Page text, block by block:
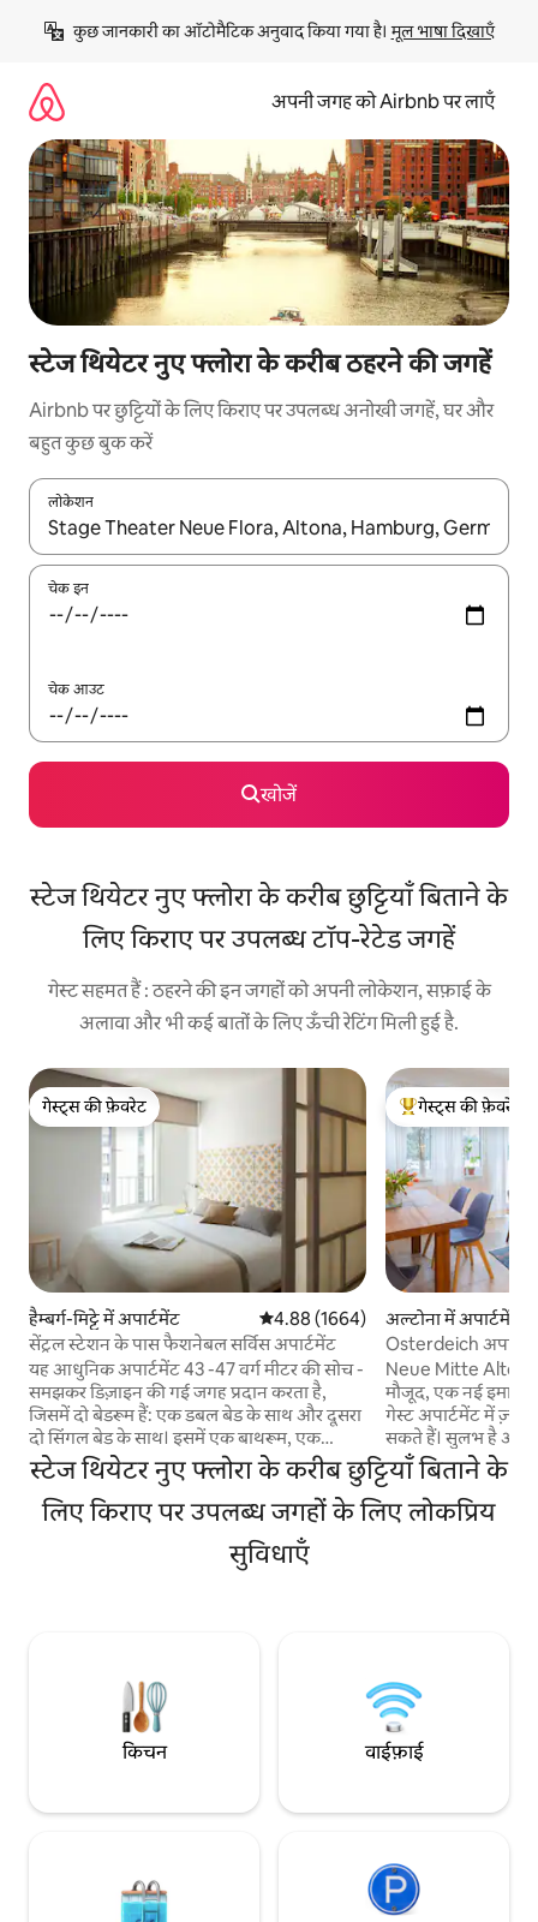
छोड़कर
कॉन्टेंट
कुछ जानकारी का ऑटोमैटिक अनुवाद किया गया है। मूल भाषा दिखाएँ
अपनी जगह को Airbnb पर लाएँ
स्टेज थियेटर नुए फ्लोरा के करीब ठहरने की जगहें
Airbnb पर छुट्टियों के लिए किराए पर उपलब्ध अनोखी जगहें, घर और
बहुत कुछ बुक करें
लोकेशन
नतीजों के उपलब्ध होने पर, अप और डाउन 'ऐरो की' का इस्तेमाल करके नेविगेट
चेक इन
चेक आउट
खोजें
स्टेज थियेटर नुए फ्लोरा के करीब छुट्टियाँ बिताने के
लिए किराए पर उपलब्ध टॉप-रेटेड जगहें
गेस्ट सहमत हैं : ठहरने की इन जगहों को अपनी लोकेशन, सफ़ाई के
अलावा और भी कई बातों के लिए ऊँची रेटिंग मिली हुई है.
गेस्ट्स की फ़ेवरेट
गेस्ट्स की फ़ेवरेट
हैम्बर्ग-मिट्टे में अपार्टमेंट औसत रेटिंग 5 में से 4.88, 1664 समीक्षाएँ
4.88 (1664)
सेंट्रल स्टेशन के पास फैशनेबल सर्विस अपार्टमेंट
यह आधुनिक अपार्टमेंट 43 -47 वर्ग मीटर की सोच -
समझकर डिज़ाइन की गई जगह प्रदान करता है,
जिसमें दो बेडरूम हैं: एक डबल बेड के साथ और दूसरा
दो सिंगल बेड के साथ। इसमें एक बाथरूम, एक
आरामदायक लिविंग और डाइनिंग एरिया और
आपकी सुविधा के लिए पूरी तरह से सुसज्जित किचन
भी शामिल है। अधिकतम क्षमता: 6 लोग (2 मेहमानों
के लिए डबल सोफा बेड) 7 या इससे ज़्यादा रातों की
बुकिंग के लिए, साप्ताहिक हाउसकीपिंग शामिल है।
अतिरिक्त सफ़ाई सेवाएँ अतिरिक्त शुल्क पर बुक की
गेस्ट्स का टॉप फ़ेवरेट
गेस्ट्स की फ़ेवरेट
अल्टोना में अपार्टमेंट
Osterdeich
Neue Mitte Altona
मौजूद, एक नई इमारत
गेस्ट अपार्टमेंट में
सकते हैं। सुलभ है और
पार्किंग की सुविधा
शुल्क देना होगा। नोए मिटे अल्टोना शहरी जीवन का
प्रतीक है। कैफ़े,
मैदान पैदल दूरी पर
स्टेज थियेटर नुए फ्लोरा के करीब छुट्टियाँ बिताने के
लिए किराए पर उपलब्ध जगहों के लिए लोकप्रिय
सुविधाएँ
किचन वाईफ़ाई